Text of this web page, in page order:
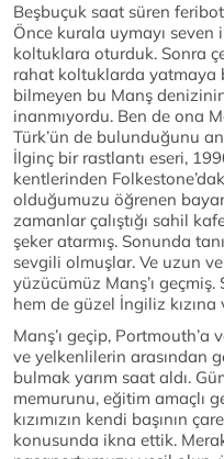
Beşbuçuk saat süren
Önce kurala uymayı
koltuklara oturduk. Sonra
rahat koltuklarda yatmaya
bilmeyen bu Manş
inanmıyordu. Ben de ona
Türk’ün de bulunduğunu
İlginç bir rastlantı eseri,
kentlerinden
olduğumuzu öğrenen
zamanlar çalıştığı sahil
şeker atarmış. Sonunda
sevgili olmuşlar. Ve uzun
yüzücümüz Manş’ı
hem de güzel İngiliz kızına
Manş’ı geçip,
ve yelkenlilerin arasından
bulmak yarım saat aldı.
memurunu, eğitim amaçlı
kızımızın kendi başının
konusunda ikna ettik.